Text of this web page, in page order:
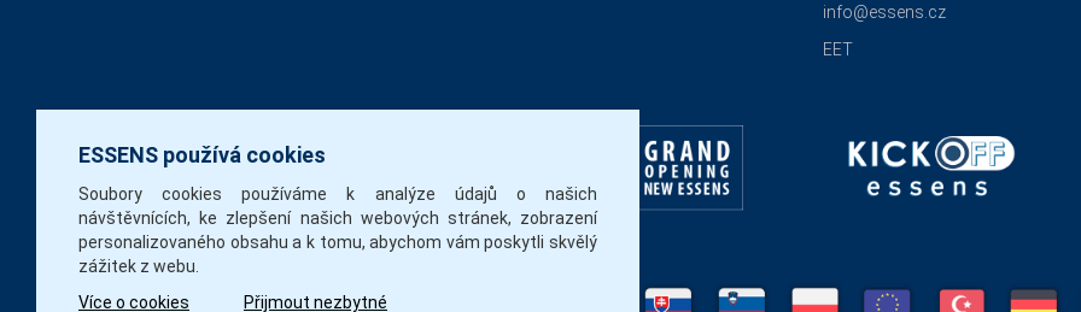
ESSENS používá cookies
Soubory cookies používáme k analýze údajů o našich
návštěvnících, ke zlepšení našich webových stránek, zobrazení
personalizovaného obsahu a k tomu, abychom vám poskytli skvělý
zážitek z webu.
Více o cookies
Přijmout nezbytné
info@essens.cz
EET